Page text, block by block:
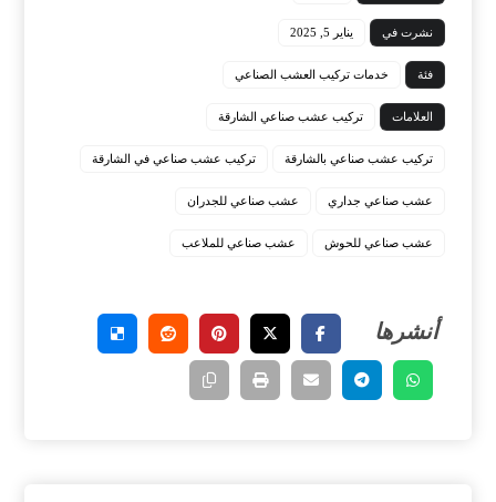
نشرت في يناير 5, 2025
فئة خدمات تركيب العشب الصناعي
العلامات تركيب عشب صناعي الشارقة
تركيب عشب صناعي بالشارقة تركيب عشب صناعي في الشارقة
عشب صناعي جداري عشب صناعي للجدران
عشب صناعي للحوش عشب صناعي للملاعب